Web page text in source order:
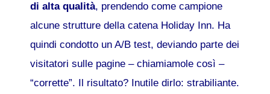
di alta qualità, prendendo come campione
alcune strutture della catena Holiday Inn. Ha
quindi condotto un A/B test, deviando parte dei
visitatori sulle pagine – chiamiamole così –
“corrette”. Il risultato? Inutile dirlo: strabiliante.